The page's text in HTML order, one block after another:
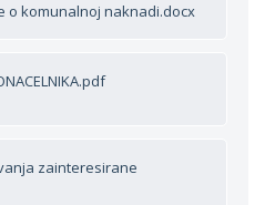
o komunalnoj naknadi.docx
zainteresirane